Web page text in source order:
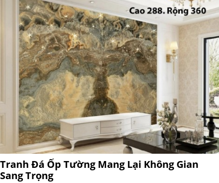
Tranh Đá Ốp Tường Mang Lại Không Gian
Sang Trọng